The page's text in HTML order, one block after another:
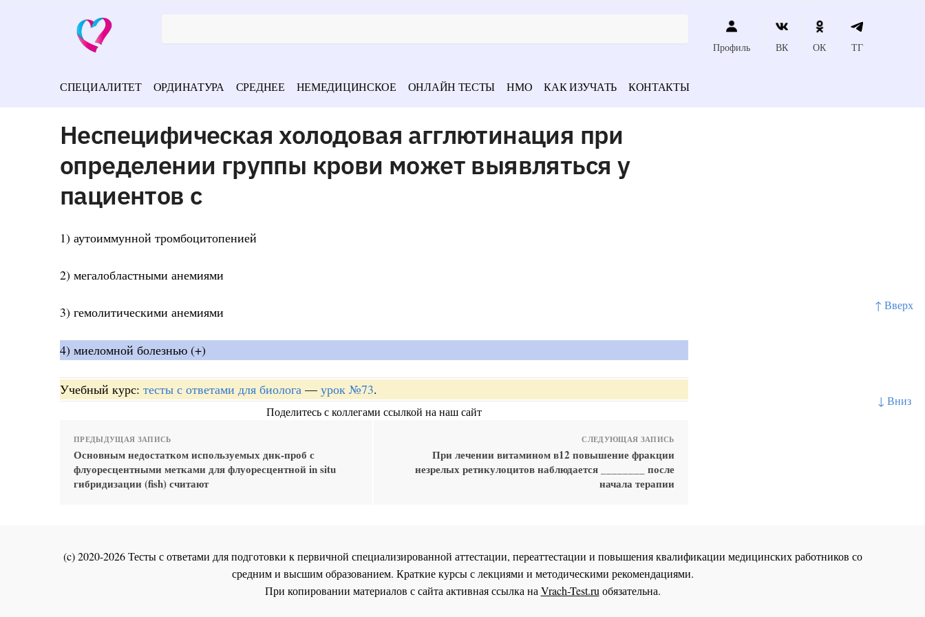
↑ Вверх
↓ Вниз
Профиль ВК ОК ТГ
СПЕЦИАЛИТЕТ ОРДИНАТУРА СРЕДНЕЕ НЕМЕДИЦИНСКОЕ ОНЛАЙН ТЕСТЫ НМО КАК ИЗУЧАТЬ КОНТАКТЫ
Неспецифическая холодовая агглютинация при
определении группы крови может выявляться у
пациентов с
1) аутоиммунной тромбоцитопенией
2) мегалобластными анемиями
3) гемолитическими анемиями
4) миеломной болезнью (+)
Учебный курс: тесты с ответами для биолога — урок №73.
Поделитесь с коллегами ссылкой на наш сайт
ПРЕДЫДУЩАЯ ЗАПИСЬ
Основным недостатком используемых днк-проб с
флуоресцентными метками для флуоресцентной in situ
гибридизации (fish) считают
СЛЕДУЮЩАЯ ЗАПИСЬ
При лечении витамином в12 повышение фракции
незрелых ретикулоцитов наблюдается ________ после
начала терапии
(c) 2020-2026 Тесты с ответами для подготовки к первичной специализированной аттестации, переаттестации и повышения квалификации медицинских работников со
средним и высшим образованием. Краткие курсы с лекциями и методическими рекомендациями.
При копировании материалов с сайта активная ссылка наVrach-Test.ruобязательна.